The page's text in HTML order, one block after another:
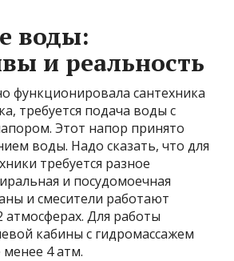
воды:
и реальность
функционировала сантехника
требуется подача воды с
Этот напор принято
воды. Надо сказать, что для
требуется разное
и посудомоечная
и смесители работают
Для работы
кабины с гидромассажем
менее 4 атм.